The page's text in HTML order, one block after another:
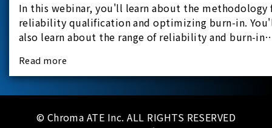
In this webinar, you'll learn about the methodology
reliability qualification and optimizing burn-in.
also learn about the range of reliability and burn-in
reliability-test-as-a-service options.
Read more
© Chroma ATE Inc. ALL RIGHTS RESERVED